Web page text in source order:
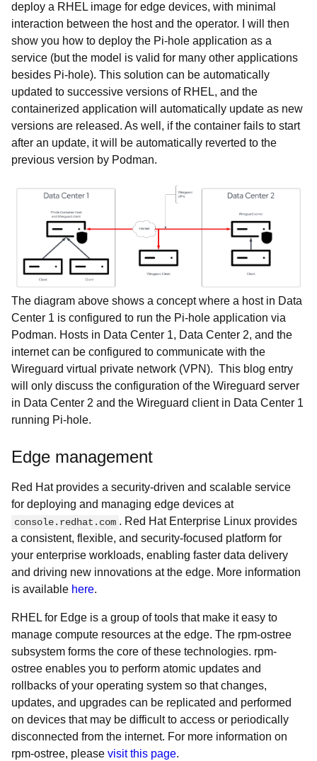
deploy a RHEL image for edge devices, with minimal
interaction between the host and the operator. I will then
show you how to deploy the Pi-hole application as a
service (but the model is valid for many other applications
besides Pi-hole). This solution can be automatically
updated to successive versions of RHEL, and the
containerized application will automatically update as new
versions are released. As well, if the container fails to start
after an update, it will be automatically reverted to the
previous version by Podman.
The diagram above shows a concept where a host in Data
Center 1 is configured to run the Pi-hole application via
Podman. Hosts in Data Center 1, Data Center 2, and the
internet can be configured to communicate with the
Wireguard virtual private network (VPN). This blog entry
will only discuss the configuration of the Wireguard server
in Data Center 2 and the Wireguard client in Data Center 1
running Pi-hole.
Edge management
Red Hat provides a security-driven and scalable service
for deploying and managing edge devices at
console.redhat.com . Red Hat Enterprise Linux provides
a consistent, flexible, and security-focused platform for
your enterprise workloads, enabling faster data delivery
and driving new innovations at the edge. More information
is available here.
RHEL for Edge is a group of tools that make it easy to
manage compute resources at the edge. The rpm-ostree
subsystem forms the core of these technologies. rpm-
ostree enables you to perform atomic updates and
rollbacks of your operating system so that changes,
updates, and upgrades can be replicated and performed
on devices that may be difficult to access or periodically
disconnected from the internet. For more information on
rpm-ostree, please visit this page.